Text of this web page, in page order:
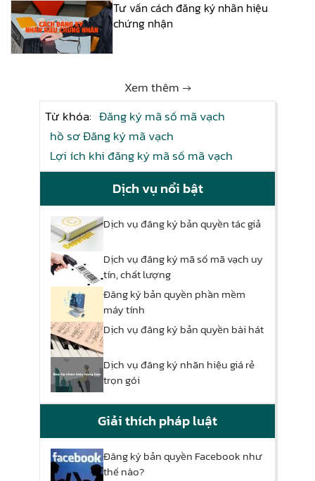
Tư vấn cách đăng ký nhãn hiệu
chứng nhận
Xem thêm →
Từ khóa: Đăng ký mã số mã vạch
hồ sơ Đăng ký mã vạch
Lợi ích khi đăng ký mã số mã vạch
Dịch vụ nổi bật
Dịch vụ đăng ký bản quyền tác giả
Dịch vụ đăng ký mã số mã vạch uy
tín, chất lượng
Đăng ký bản quyền phần mềm
máy tính
Dịch vụ đăng ký bản quyền bài hát
Dịch vụ đăng ký nhãn hiệu giá rẻ
trọn gói
Giải thích pháp luật
Đăng ký bản quyền Facebook như
thế nào?